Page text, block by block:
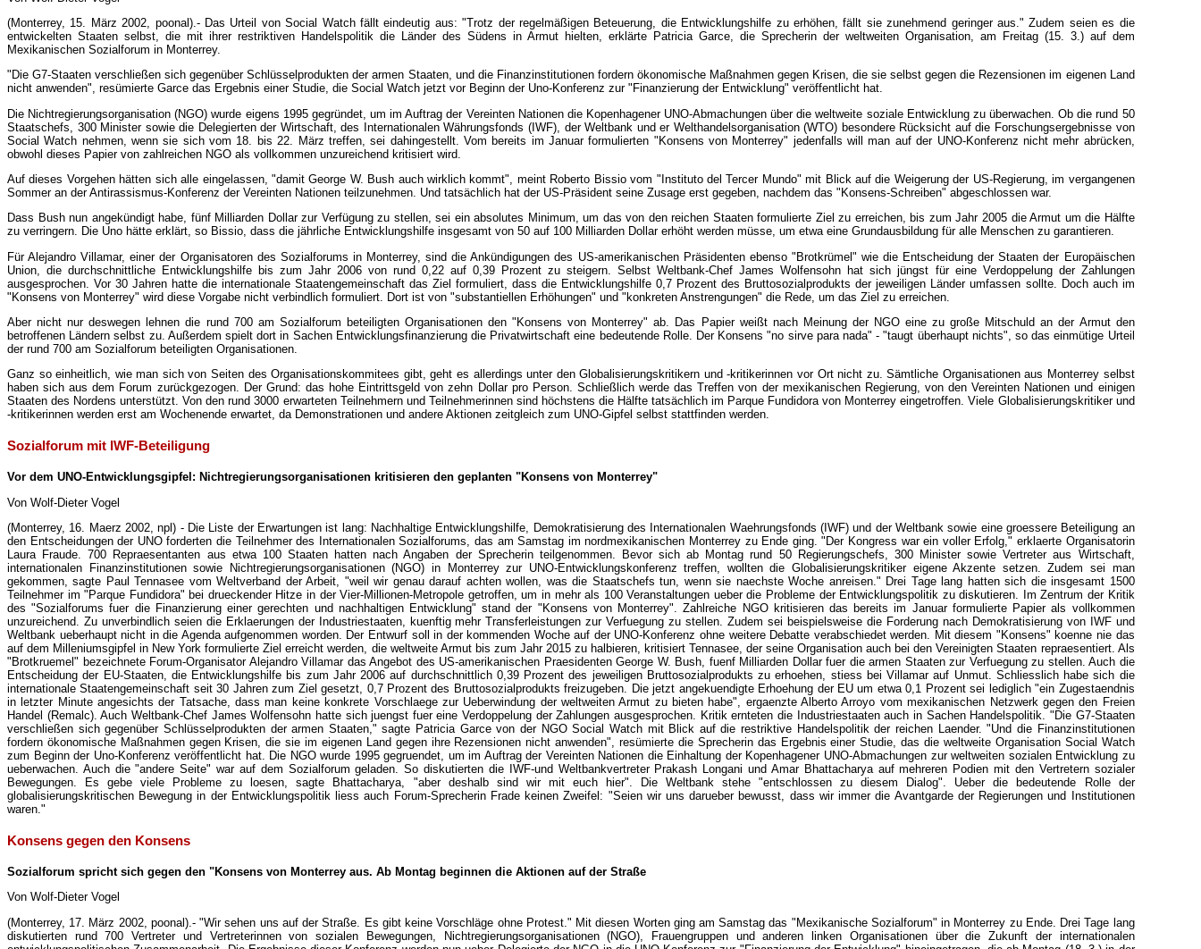
(Monterrey, 15. März 2002, poonal).- Das Urteil von Social Watch fällt eindeutig aus: "Trotz der regelmäßigen Beteuerung, die Entwicklungshilfe zu erhöhen, fällt sie zunehmend geringer aus." Zudem seien es die
entwickelten Staaten selbst, die mit ihrer restriktiven Handelspolitik die Länder des Südens in Armut hielten, erklärte Patricia Garce, die Sprecherin der weltweiten Organisation, am Freitag (15. 3.) auf dem
Mexikanischen Sozialforum in Monterrey.
"Die G7-Staaten verschließen sich gegenüber Schlüsselprodukten der armen Staaten, und die Finanzinstitutionen fordern ökonomische Maßnahmen gegen Krisen, die sie selbst gegen die Rezensionen im eigenen Land
nicht anwenden", resümierte Garce das Ergebnis einer Studie, die Social Watch jetzt vor Beginn der Uno-Konferenz zur "Finanzierung der Entwicklung" veröffentlicht hat.
Die Nichtregierungsorganisation (NGO) wurde eigens 1995 gegründet, um im Auftrag der Vereinten Nationen die Kopenhagener UNO-Abmachungen über die weltweite soziale Entwicklung zu überwachen. Ob die rund 50
Staatschefs, 300 Minister sowie die Delegierten der Wirtschaft, des Internationalen Währungsfonds (IWF), der Weltbank und er Welthandelsorganisation (WTO) besondere Rücksicht auf die Forschungsergebnisse von
Social Watch nehmen, wenn sie sich vom 18. bis 22. März treffen, sei dahingestellt. Vom bereits im Januar formulierten "Konsens von Monterrey" jedenfalls will man auf der UNO-Konferenz nicht mehr abrücken,
obwohl dieses Papier von zahlreichen NGO als vollkommen unzureichend kritisiert wird.
Auf dieses Vorgehen hätten sich alle eingelassen, "damit George W. Bush auch wirklich kommt", meint Roberto Bissio vom "Instituto del Tercer Mundo" mit Blick auf die Weigerung der US-Regierung, im vergangenen
Sommer an der Antirassismus-Konferenz der Vereinten Nationen teilzunehmen. Und tatsächlich hat der US-Präsident seine Zusage erst gegeben, nachdem das "Konsens-Schreiben" abgeschlossen war.
Dass Bush nun angekündigt habe, fünf Milliarden Dollar zur Verfügung zu stellen, sei ein absolutes Minimum, um das von den reichen Staaten formulierte Ziel zu erreichen, bis zum Jahr 2005 die Armut um die Hälfte
zu verringern. Die Uno hätte erklärt, so Bissio, dass die jährliche Entwicklungshilfe insgesamt von 50 auf 100 Milliarden Dollar erhöht werden müsse, um etwa eine Grundausbildung für alle Menschen zu garantieren.
Für Alejandro Villamar, einer der Organisatoren des Sozialforums in Monterrey, sind die Ankündigungen des US-amerikanischen Präsidenten ebenso "Brotkrümel" wie die Entscheidung der Staaten der Europäischen
Union, die durchschnittliche Entwicklungshilfe bis zum Jahr 2006 von rund 0,22 auf 0,39 Prozent zu steigern. Selbst Weltbank-Chef James Wolfensohn hat sich jüngst für eine Verdoppelung der Zahlungen
ausgesprochen. Vor 30 Jahren hatte die internationale Staatengemeinschaft das Ziel formuliert, dass die Entwicklungshilfe 0,7 Prozent des Bruttosozialprodukts der jeweiligen Länder umfassen sollte. Doch auch im
"Konsens von Monterrey" wird diese Vorgabe nicht verbindlich formuliert. Dort ist von "substantiellen Erhöhungen" und "konkreten Anstrengungen" die Rede, um das Ziel zu erreichen.
Aber nicht nur deswegen lehnen die rund 700 am Sozialforum beteiligten Organisationen den "Konsens von Monterrey" ab. Das Papier weißt nach Meinung der NGO eine zu große Mitschuld an der Armut den
betroffenen Ländern selbst zu. Außerdem spielt dort in Sachen Entwicklungsfinanzierung die Privatwirtschaft eine bedeutende Rolle. Der Konsens "no sirve para nada" - "taugt überhaupt nichts", so das einmütige Urteil
der rund 700 am Sozialforum beteiligten Organisationen.
Ganz so einheitlich, wie man sich von Seiten des Organisationskommitees gibt, geht es allerdings unter den Globalisierungskritikern und -kritikerinnen vor Ort nicht zu. Sämtliche Organisationen aus Monterrey selbst
haben sich aus dem Forum zurückgezogen. Der Grund: das hohe Eintrittsgeld von zehn Dollar pro Person. Schließlich werde das Treffen von der mexikanischen Regierung, von den Vereinten Nationen und einigen
Staaten des Nordens unterstützt. Von den rund 3000 erwarteten Teilnehmern und Teilnehmerinnen sind höchstens die Hälfte tatsächlich im Parque Fundidora von Monterrey eingetroffen. Viele Globalisierungskritiker und
-kritikerinnen werden erst am Wochenende erwartet, da Demonstrationen und andere Aktionen zeitgleich zum UNO-Gipfel selbst stattfinden werden.
Sozialforum mit IWF-Beteiligung
Vor dem UNO-Entwicklungsgipfel: Nichtregierungsorganisationen kritisieren den geplanten "Konsens von Monterrey"
Von Wolf-Dieter Vogel
(Monterrey, 16. Maerz 2002, npl) - Die Liste der Erwartungen ist lang: Nachhaltige Entwicklungshilfe, Demokratisierung des Internationalen Waehrungsfonds (IWF) und der Weltbank sowie eine groessere Beteiligung an
den Entscheidungen der UNO forderten die Teilnehmer des Internationalen Sozialforums, das am Samstag im nordmexikanischen Monterrey zu Ende ging. "Der Kongress war ein voller Erfolg," erklaerte Organisatorin
Laura Fraude. 700 Repraesentanten aus etwa 100 Staaten hatten nach Angaben der Sprecherin teilgenommen. Bevor sich ab Montag rund 50 Regierungschefs, 300 Minister sowie Vertreter aus Wirtschaft,
internationalen Finanzinstitutionen sowie Nichtregierungsorganisationen (NGO) in Monterrey zur UNO-Entwicklungskonferenz treffen, wollten die Globalisierungskritiker eigene Akzente setzen. Zudem sei man
gekommen, sagte Paul Tennasee vom Weltverband der Arbeit, "weil wir genau darauf achten wollen, was die Staatschefs tun, wenn sie naechste Woche anreisen." Drei Tage lang hatten sich die insgesamt 1500
Teilnehmer im "Parque Fundidora" bei drueckender Hitze in der Vier-Millionen-Metropole getroffen, um in mehr als 100 Veranstaltungen ueber die Probleme der Entwicklungspolitik zu diskutieren. Im Zentrum der Kritik
des "Sozialforums fuer die Finanzierung einer gerechten und nachhaltigen Entwicklung" stand der "Konsens von Monterrey". Zahlreiche NGO kritisieren das bereits im Januar formulierte Papier als vollkommen
unzureichend. Zu unverbindlich seien die Erklaerungen der Industriestaaten, kuenftig mehr Transferleistungen zur Verfuegung zu stellen. Zudem sei beispielsweise die Forderung nach Demokratisierung von IWF und
Weltbank ueberhaupt nicht in die Agenda aufgenommen worden. Der Entwurf soll in der kommenden Woche auf der UNO-Konferenz ohne weitere Debatte verabschiedet werden. Mit diesem "Konsens" koenne nie das
auf dem Milleniumsgipfel in New York formulierte Ziel erreicht werden, die weltweite Armut bis zum Jahr 2015 zu halbieren, kritisiert Tennasee, der seine Organisation auch bei den Vereinigten Staaten repraesentiert. Als
"Brotkruemel" bezeichnete Forum-Organisator Alejandro Villamar das Angebot des US-amerikanischen Praesidenten George W. Bush, fuenf Milliarden Dollar fuer die armen Staaten zur Verfuegung zu stellen. Auch die
Entscheidung der EU-Staaten, die Entwicklungshilfe bis zum Jahr 2006 auf durchschnittlich 0,39 Prozent des jeweiligen Bruttosozialprodukts zu erhoehen, stiess bei Villamar auf Unmut. Schliesslich habe sich die
internationale Staatengemeinschaft seit 30 Jahren zum Ziel gesetzt, 0,7 Prozent des Bruttosozialprodukts freizugeben. Die jetzt angekuendigte Erhoehung der EU um etwa 0,1 Prozent sei lediglich "ein Zugestaendnis
in letzter Minute angesichts der Tatsache, dass man keine konkrete Vorschlaege zur Ueberwindung der weltweiten Armut zu bieten habe", ergaenzte Alberto Arroyo vom mexikanischen Netzwerk gegen den Freien
Handel (Remalc). Auch Weltbank-Chef James Wolfensohn hatte sich juengst fuer eine Verdoppelung der Zahlungen ausgesprochen. Kritik ernteten die Industriestaaten auch in Sachen Handelspolitik. "Die G7-Staaten
verschließen sich gegenüber Schlüsselprodukten der armen Staaten," sagte Patricia Garce von der NGO Social Watch mit Blick auf die restriktive Handelspolitik der reichen Laender. "Und die Finanzinstitutionen
fordern ökonomische Maßnahmen gegen Krisen, die sie im eigenen Land gegen ihre Rezensionen nicht anwenden", resümierte die Sprecherin das Ergebnis einer Studie, das die weltweite Organisation Social Watch
zum Beginn der Uno-Konferenz veröffentlicht hat. Die NGO wurde 1995 gegruendet, um im Auftrag der Vereinten Nationen die Einhaltung der Kopenhagener UNO-Abmachungen zur weltweiten sozialen Entwicklung zu
ueberwachen. Auch die "andere Seite" war auf dem Sozialforum geladen. So diskutierten die IWF-und Weltbankvertreter Prakash Longani und Amar Bhattacharya auf mehreren Podien mit den Vertretern sozialer
Bewegungen. Es gebe viele Probleme zu loesen, sagte Bhattacharya, "aber deshalb sind wir mit euch hier". Die Weltbank stehe "entschlossen zu diesem Dialog". Ueber die bedeutende Rolle der
globalisierungskritischen Bewegung in der Entwicklungspolitik liess auch Forum-Sprecherin Frade keinen Zweifel: "Seien wir uns darueber bewusst, dass wir immer die Avantgarde der Regierungen und Institutionen
waren."
Konsens gegen den Konsens
Sozialforum spricht sich gegen den "Konsens von Monterrey aus. Ab Montag beginnen die Aktionen auf der Straße
Von Wolf-Dieter Vogel
(Monterrey, 17. März 2002, poonal).- "Wir sehen uns auf der Straße. Es gibt keine Vorschläge ohne Protest." Mit diesen Worten ging am Samstag das "Mexikanische Sozialforum" in Monterrey zu Ende. Drei Tage lang
diskutierten rund 700 Vertreter und Vertreterinnen von sozialen Bewegungen, Nichtregierungsorganisationen (NGO), Frauengruppen und anderen linken Organisationen über die Zukunft der internationalen